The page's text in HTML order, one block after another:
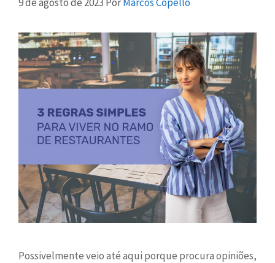
Possivelmente veio até aqui porque procura opiniões,